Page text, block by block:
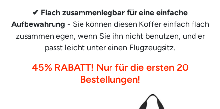
✔ Flach zusammenlegbar für eine einfache
Aufbewahrung - Sie können diesen Koffer einfach flach
zusammenlegen, wenn Sie ihn nicht benutzen, und er
passt leicht unter einen Flugzeugsitz.
45% RABATT! Nur für die ersten 20
Bestellungen!